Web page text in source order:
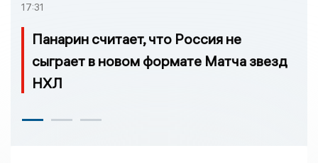
17:31
Панарин считает, что Россия не
сыграет в новом формате Матча звезд
НХЛ